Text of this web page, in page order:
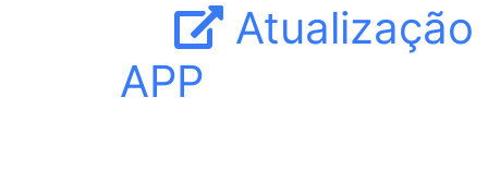
Atualização
APP